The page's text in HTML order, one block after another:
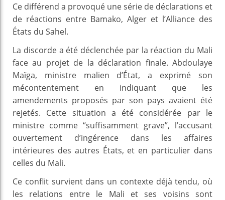
Ce différend a provoqué une série de déclarations et
de réactions entre Bamako, Alger et l’Alliance des
États du Sahel.
La discorde a été déclenchée par la réaction du Mali
face au projet de la déclaration finale. Abdoulaye
Maïga, ministre malien d’État, a exprimé son
mécontentement en indiquant que les
amendements proposés par son pays avaient été
rejetés. Cette situation a été considérée par le
ministre comme “suffisamment grave”, l’accusant
ouvertement d’ingérence dans les affaires
intérieures des autres États, et en particulier dans
celles du Mali.
Ce conflit survient dans un contexte déjà tendu, où
les relations entre le Mali et ses voisins sont